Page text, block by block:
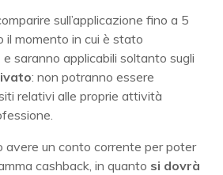
sull’applicazione fino a 5
il momento in cui è stato
saranno applicabili soltanto sugli
: non potranno essere
relativi alle proprie attività
avere un conto corrente per poter
cashback, in quanto si dovrà